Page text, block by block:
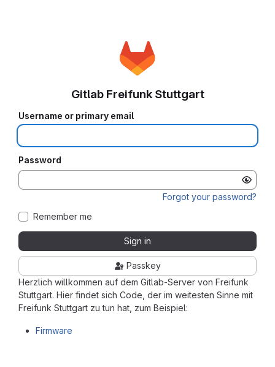
Herzlich willkommen auf dem Gitlab-Server von Freifunk
Stuttgart. Hier findet sich Code, der im weitesten Sinne mit
Freifunk Stuttgart zu tun hat, zum Beispiel:
Firmware
Gitlab Freifunk Stuttgart
Username or primary email
Password
Forgot your password?
Remember me
Sign in
Passkey